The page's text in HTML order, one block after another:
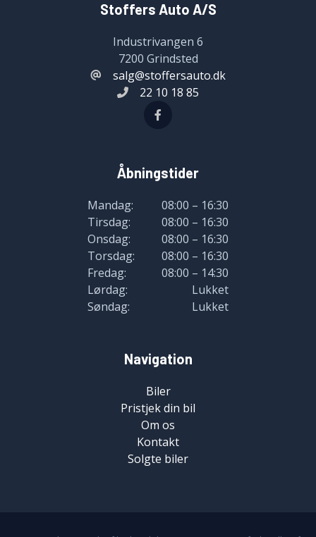
Stoffers Auto A/S
Industrivangen 6
7200 Grindsted
salg@stoffersauto.dk
22 10 18 85
Åbningstider
Mandag:
08:00 – 16:30
Tirsdag:
08:00 – 16:30
Onsdag:
08:00 – 16:30
Torsdag:
08:00 – 16:30
Fredag:
08:00 – 14:30
Lørdag:
Lukket
Søndag:
Lukket
Navigation
Biler
Pristjek din bil
Om os
Kontakt
Solgte biler